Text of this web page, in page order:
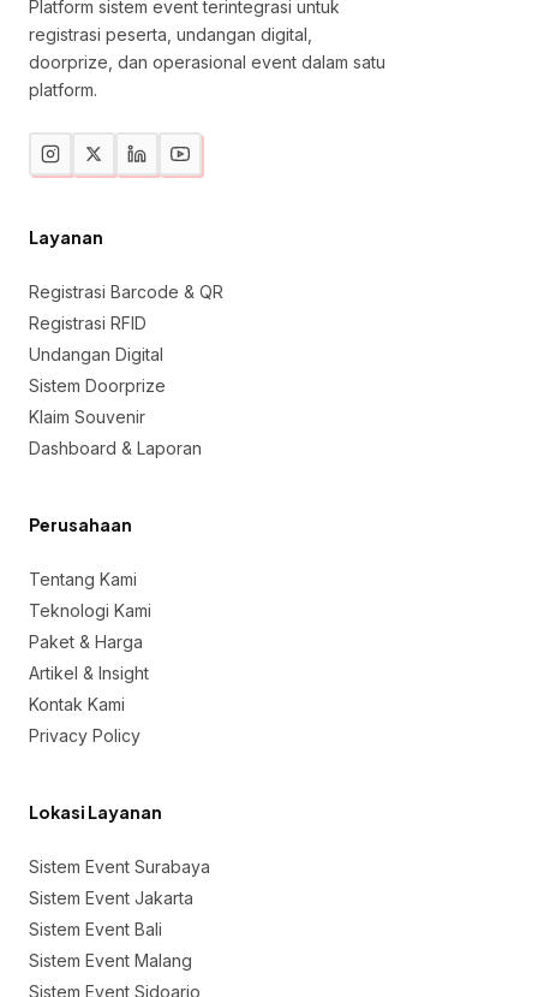
Platform sistem event terintegrasi untuk
registrasi peserta, undangan digital,
doorprize, dan operasional event dalam satu
platform.
Layanan
Registrasi Barcode & QR
Registrasi RFID
Undangan Digital
Sistem Doorprize
Klaim Souvenir
Dashboard & Laporan
Perusahaan
Tentang Kami
Teknologi Kami
Paket & Harga
Artikel & Insight
Kontak Kami
Privacy Policy
Lokasi Layanan
Sistem Event Surabaya
Sistem Event Jakarta
Sistem Event Bali
Sistem Event Malang
Sistem Event Sidoarjo